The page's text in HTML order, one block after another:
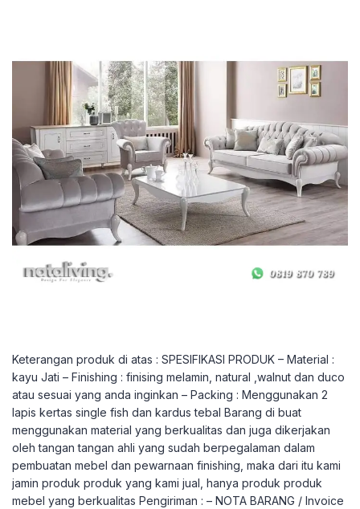
Keterangan produk di atas : SPESIFIKASI PRODUK – Material :
kayu Jati – Finishing : finising melamin, natural ,walnut dan duco
atau sesuai yang anda inginkan – Packing : Menggunakan 2
lapis kertas single fish dan kardus tebal Barang di buat
menggunakan material yang berkualitas dan juga dikerjakan
oleh tangan tangan ahli yang sudah berpegalaman dalam
pembuatan mebel dan pewarnaan finishing, maka dari itu kami
jamin produk produk yang kami jual, hanya produk produk
mebel yang berkualitas Pengiriman : – NOTA BARANG / Invoice